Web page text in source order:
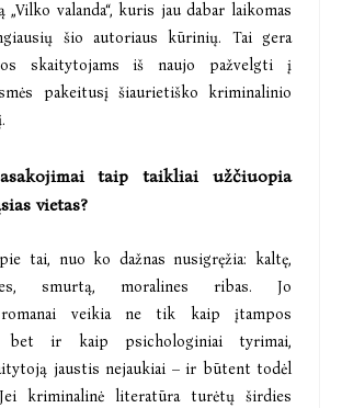
„Vilko valanda“, kuris jau dabar laikomas
šio autoriaus kūrinių. Tai gera
skaitytojams iš naujo pažvelgti į
pakeitusį šiaurietiško kriminalinio
taip taikliai užčiuopia
vietas?
tai, nuo ko dažnas nusigręžia: kaltę,
smurtą, moralines ribas. Jo
romanai veikia ne tik kaip įtampos
bet ir kaip psichologiniai tyrimai,
jaustis nejaukiai – ir būtent todėl
kriminalinė literatūra turėtų širdies